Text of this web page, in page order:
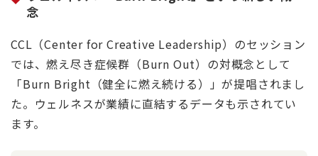
念
CCL（Center for Creative Leadership）のセッション
では、燃え尽き症候群（Burn Out）の対概念として
「Burn Bright（健全に燃え続ける）」が提唱されまし
た。ウェルネスが業績に直結するデータも示されてい
ます。